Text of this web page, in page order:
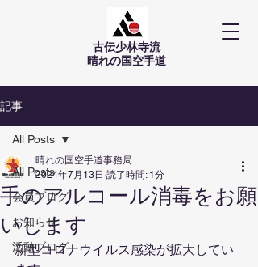
古伝少林寺流
​晴れの国空手道
記事
All Posts
会員ブログ
お知らせ
活動ブログ
All Posts
手のアルコール消毒をお願
いします
晴れの国空手道事務局
2024年7月13日 読了時間: 1分
新型コロナウイルス感染が拡大してい